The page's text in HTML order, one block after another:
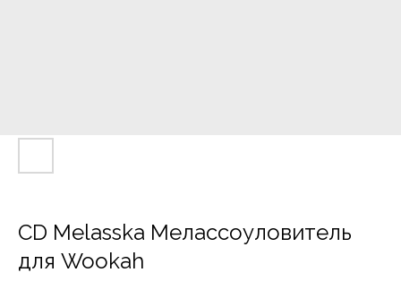
CD Melasska Мелассоуловитель
для Wookah